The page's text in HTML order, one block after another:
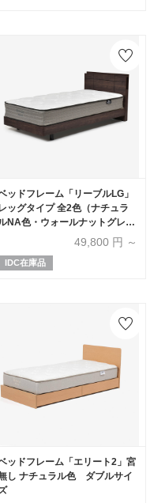
ッドフレーム「リーブルLG」
レッグタイプ 全2色（ナチュラ
NA色・ウォールナットグレー
WNG色）全5サイズ49,800 円 ～
IDC在庫品
ッドフレーム「エリート2」宮
し ナチュラル色 ダブルサイ